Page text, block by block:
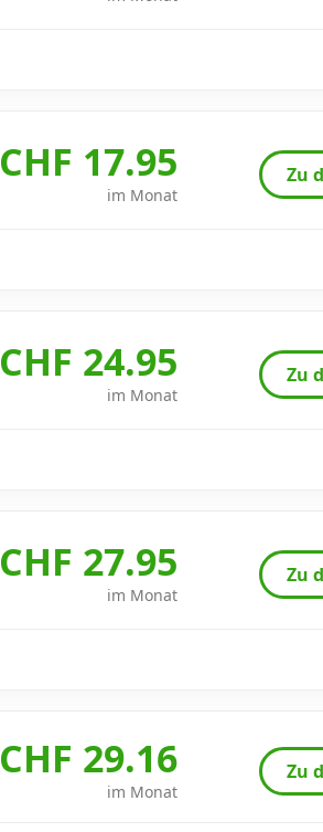
CHF 17.95
im Monat
Zu
CHF 24.95
im Monat
Zu
CHF 27.95
im Monat
Zu
CHF 29.16
im Monat
Zu